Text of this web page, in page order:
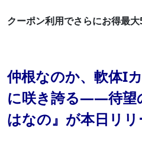
クーポン利用でさらにお得最
仲根なのか、軟体I
に咲き誇る——待望
はなの』が本日リリ